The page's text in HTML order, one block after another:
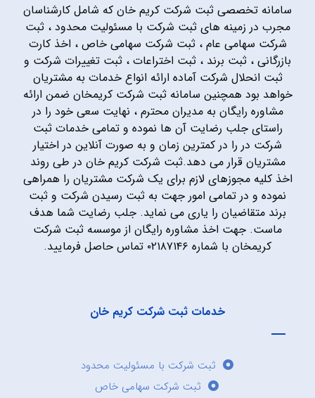
سامانه تخصصی ثبت شرکت کریم خان که شامل کارشناسان
مجرب در زمینه های ثبت شرکت با مسئولیت محدود ، ثبت
شرکت سهامی عام ، ثبت شرکت سهامی خاص ، اخذ کارت
بازرگانی ، ثبت برند ، ثبت اختراعات ، ثبت تغییرات شرکت و
ثبت انحلال شرکت آماده ارائه انواع خدمات به مشتریان
خواهد بود همچنین سامانه ثبت شرکت کریمخان ضمن ارائه
مشاوره رایگان به مدیران محترم ، نهایت سعی خود را در
راستای جلب رضایت آن ها نموده و تمامی خدمات ثبت
شرکت در را در کمترین زمان و به صورت آنلاین در اختیار
مشتریان قرار می دهد.ثبت شرکت کریم خان در طی روند
اخذ کلیه مجوزهای لازم برای یک شرکت مشتریان را همراهی
نموده و در تمامی امور جهت به ثبت رسیدن شرکت و ثبت
برند متقاضیان را یاری می نماید. جلب رضایت شما هدف
ماست. جهت اخذ مشاوره رایگان از موسسه ثبت شرکت
کریمخان با شماره ۰۲۱۸۷۱۴۶ تماس حاصل فرمایید.
خدمات ثبت شرکت کریم خان
ثبت شرکت با مسئولیت محدود
ثبت شرکت سهامی خاص